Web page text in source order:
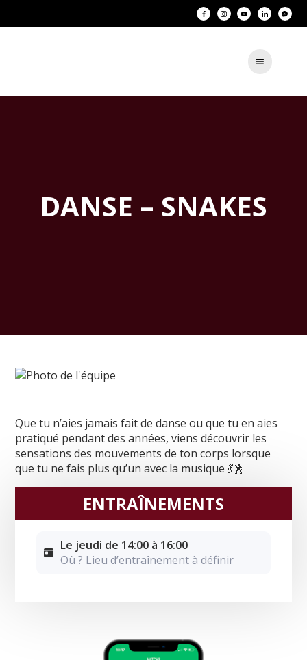
DANSE – SNAKES
Que tu n’aies jamais fait de danse ou que tu en aies
pratiqué pendant des années, viens découvrir les
sensations des mouvements de ton corps lorsque
que tu ne fais plus qu’un avec la musique 💃🕺
ENTRAÎNEMENTS
Le jeudi de 14:00 à 16:00
Où ? Lieu d’entraînement à définir